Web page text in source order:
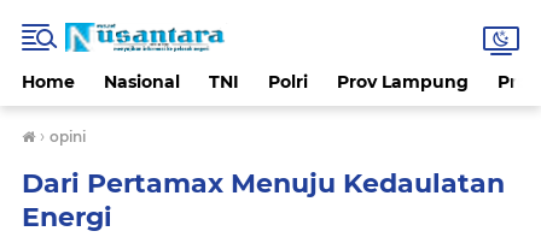
Home Nasional TNI Polri Prov Lampung
› opini
Dari Pertamax Menuju Kedaulatan
Energi